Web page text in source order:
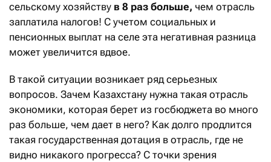
сельскому хозяйству в 8 раз больше, чем отрасль
заплатила налогов! С учетом социальных и
пенсионных выплат на селе эта негативная разница
может увеличится вдвое.
В такой ситуации возникает ряд серьезных
вопросов. Зачем Казахстану нужна такая отрасль
экономики, которая берет из госбюджета во много
раз больше, чем дает в него? Как долго продлится
такая государственная дотация в отрасль, где не
видно никакого прогресса? С точки зрения